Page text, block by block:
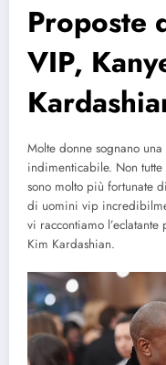
Proposte
VIP,
Molte donne sognano
indimenticabile. Non tutte
sono molto più fortunate
di uomini vip
vi raccontiamo
Kim Kardashian.